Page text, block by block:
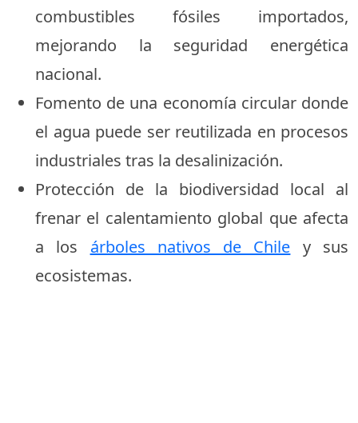
combustibles fósiles importados,
mejorando la seguridad energética
nacional.
Fomento de una economía circular donde
el agua puede ser reutilizada en procesos
industriales tras la desalinización.
Protección de la biodiversidad local al
frenar el calentamiento global que afecta
a los árboles nativos de Chile y sus
ecosistemas.